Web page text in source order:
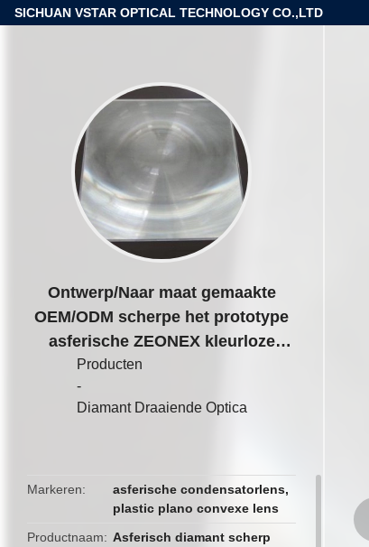
SICHUAN VSTAR OPTICAL TECHNOLOGY CO.,LTD
Ontwerp/Naar maat gemaakte
OEM/ODM scherpe het prototype
asferische ZEONEX kleurloze
Ø38.0 AR deklaag van de Diamant
Producten
-
Diamant Draaiende Optica
Markeren asferische condensatorlens,
plastic plano convexe lens
Productnaam
Asferisch diamant scherp